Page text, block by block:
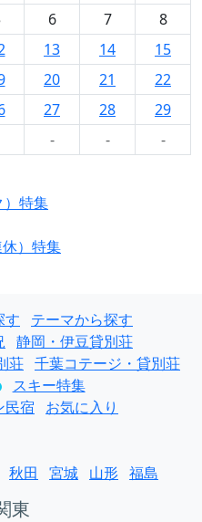
6 7
8
13 14
15
20 21
22
27 28
29
- - -
）特集
）特集
す
テーマから探す
静岡・伊豆貸別荘
荘 千葉コテージ・貸別荘
スキー特集
民宿 お気に入り
秋田 宮城 山形 福島
東